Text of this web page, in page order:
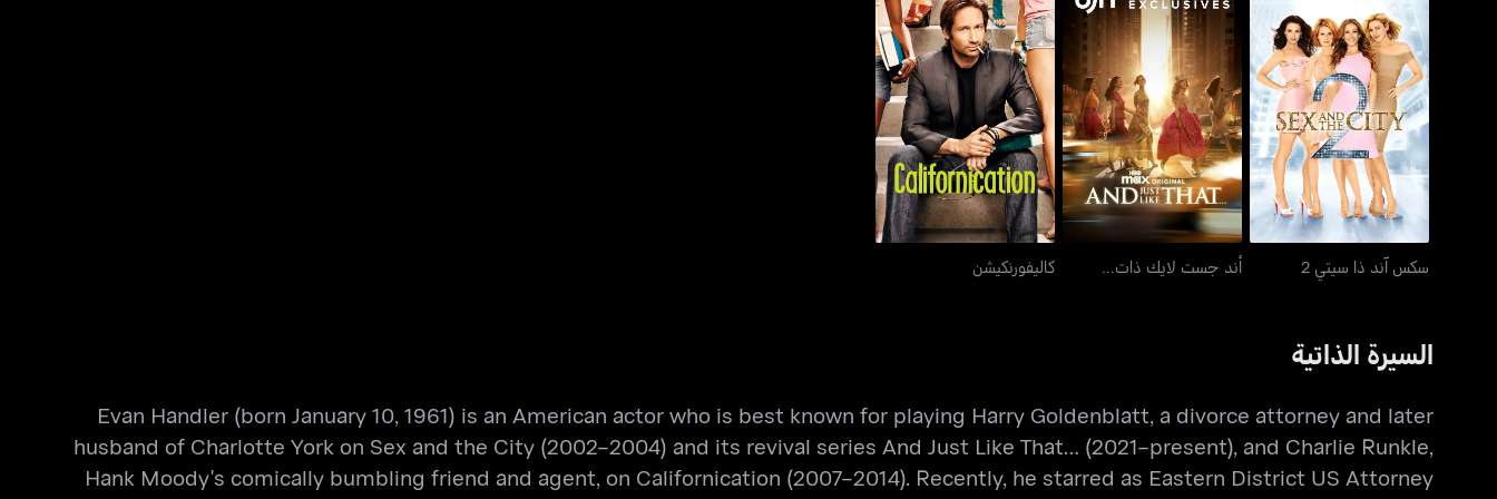
سكس آند ذا سيتي 2
سكس آند ذا سيتي 2
أند جست لايك ذات...
أند جست لايك ذات...
كاليفورنكيشن
كاليفورنكيشن
السيرة الذاتية
Evan Handler (born January 10, 1961) is an American actor who is best known for playing Harry Goldenblatt, a divorce attorney and later
husband of Charlotte York on Sex and the City (2002–2004) and its revival series And Just Like That… (2021–present), and Charlie Runkle,
Hank Moody's comically bumbling friend and agent, on Californication (2007–2014). Recently, he starred as Eastern District US Attorney